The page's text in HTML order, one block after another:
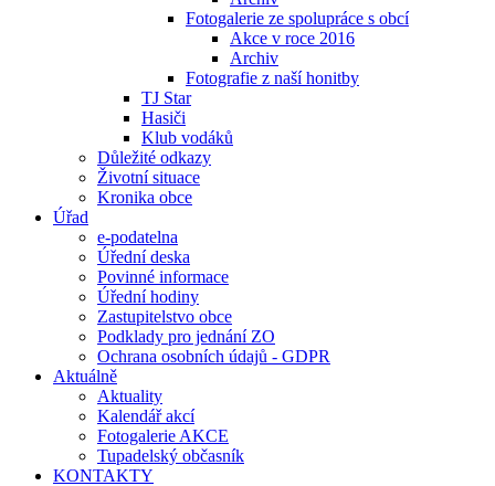
Fotogalerie ze spolupráce s obcí
Akce v roce 2016
Archiv
Fotografie z naší honitby
TJ Star
Hasiči
Klub vodáků
Důležité odkazy
Životní situace
Kronika obce
Úřad
e-podatelna
Úřední deska
Povinné informace
Úřední hodiny
Zastupitelstvo obce
Podklady pro jednání ZO
Ochrana osobních údajů - GDPR
Aktuálně
Aktuality
Kalendář akcí
Fotogalerie AKCE
Tupadelský občasník
KONTAKTY